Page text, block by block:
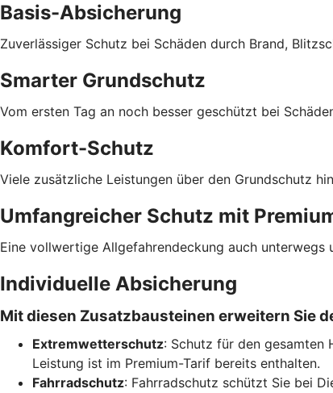
Basis-Absicherung
Zuverlässiger Schutz bei Schäden durch Brand,
Smarter Grundschutz
Vom ersten Tag an noch besser geschützt bei
Komfort-Schutz
Viele zusätzliche Leistungen über den Grundschutz
Umfangreicher Schutz mit
Eine vollwertige Allgefahrendeckung auch unterwegs
Individuelle Absicherung
Mit diesen Zusatzbausteinen erweitern Sie
Extremwetterschutz: Schutz für den gesamten
Leistung ist im Premium-Tarif bereits enthalten.
Fahrradschutz: Fahrradschutz schützt Sie bei